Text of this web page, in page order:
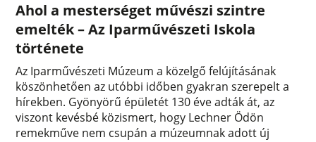
Ahol a mesterséget művészi szintre
emelték – Az Iparművészeti Iskola
története
Az Iparművészeti Múzeum a közelgő felújításának
köszönhetően az utóbbi időben gyakran szerepelt a
hírekben. Gyönyörű épületét 130 éve adták át, az
viszont kevésbé közismert, hogy Lechner Ödön
remekműve nem csupán a múzeumnak adott új